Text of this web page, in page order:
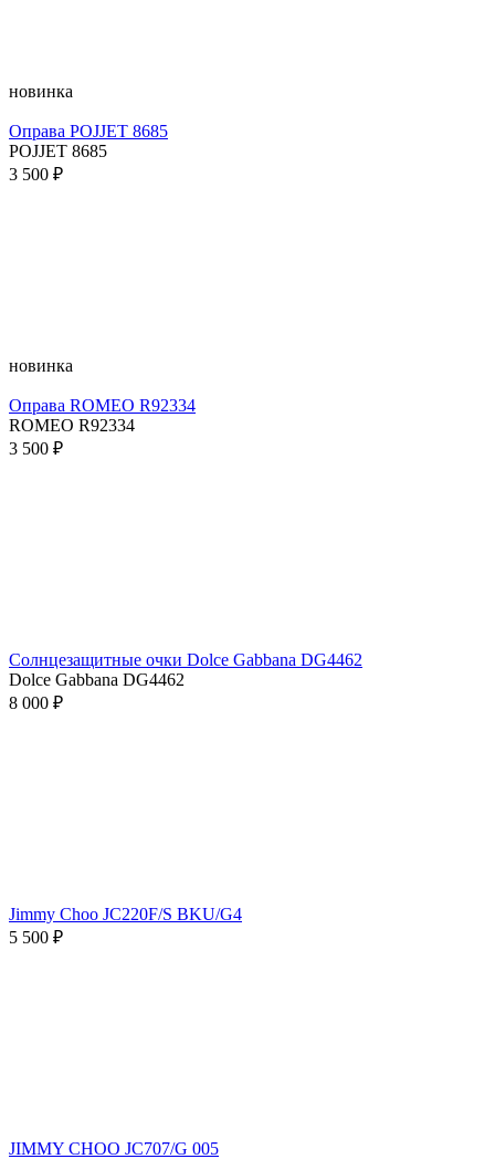
новинка
Оправа POJJET 8685
POJJET 8685
3 500 ₽
новинка
Оправа ROMEO R92334
ROMEO R92334
3 500 ₽
Солнцезащитные очки Dolce Gabbana DG4462
Dolce Gabbana DG4462
8 000 ₽
Jimmy Choo JC220F/S BKU/G4
5 500 ₽
JIMMY CHOO JC707/G 005